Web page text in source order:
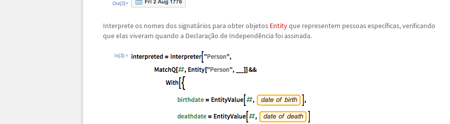
Out[2]=
Interprete os nomes dos signatários para obter objetos Entityque representem pessoas específicas, verificando
que elas viveram quando a Declaração de Independência foi assinada.
In[3]:=